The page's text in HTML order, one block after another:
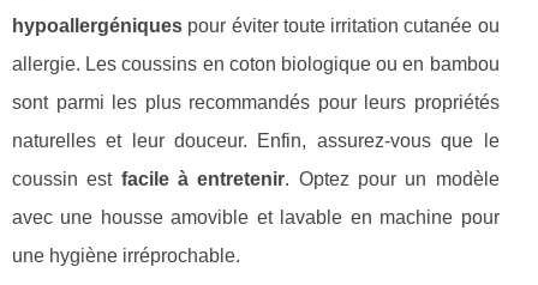
hypoallergéniques pour éviter toute irritation cutanée ou
allergie. Les coussins en coton biologique ou en bambou
sont parmi les plus recommandés pour leurs propriétés
naturelles et leur douceur. Enfin, assurez-vous que le
coussin est facile à entretenir. Optez pour un modèle
avec une housse amovible et lavable en machine pour
une hygiène irréprochable.